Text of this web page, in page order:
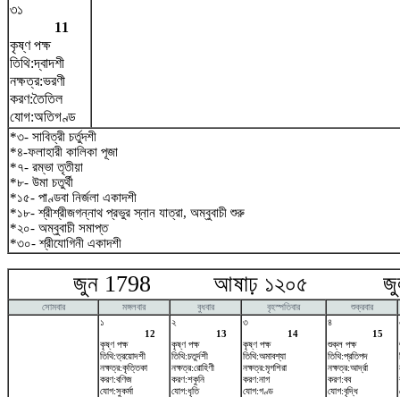
৩১
11
কৃষ্ণ পক্ষ
তিথি:দ্বাদশী
নক্ষত্র:ভরণী
করণ:তৈতিল
যোগ:অতিগণ্ড
*৩- সাবিত্রী চর্তুদশী
*৪-ফলাহারী কালিকা পূজা
*৭- রম্ভা তৃতীয়া
*৮- উমা চতুর্থী
*১৫- পাণ্ডবা নির্জলা একাদশী
*১৮- শ্রীশ্রীজগন্নাথ প্রভুর স্নান যাত্রা, অম্বুবাচী শুরু
*২০- অম্বুবাচী সমাপ্ত
*৩০- শ্রীযোগিনী একাদশী
জুন 1798 আষাঢ় ১২০৫
সোমবার মঙ্গলবার বুধবার বৃহস্পতিবার
শুক্রবার
১
12
কৃষ্ণ পক্ষ
তিথি:ত্রয়োদশী
নক্ষত্র:কৃত্তিকা
করণ:বণিজ
যোগ:সুকর্মা
২
13
কৃষ্ণ পক্ষ
তিথি:চতুর্দশী
নক্ষত্র:রোহিণী
করণ:শকুনি
যোগ:ধৃতি
৩
14
কৃষ্ণ পক্ষ
তিথি:অমাবশ্যা
নক্ষত্র:মৃগশিরা
করণ:নাগ
যোগ:গণ্ড
৪
15
শুক্ল পক্ষ
তিথি:প্রতিপদ
নক্ষত্র:আর্দ্রা
করণ:বব
যোগ:বৃদ্ধি